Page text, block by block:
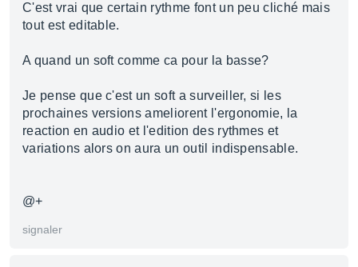
C'est vrai que certain rythme font un peu cliché mais
tout est editable.
A quand un soft comme ca pour la basse?
Je pense que c'est un soft a surveiller, si les
prochaines versions ameliorent l'ergonomie, la
reaction en audio et l'edition des rythmes et
variations alors on aura un outil indispensable.
@+
signaler